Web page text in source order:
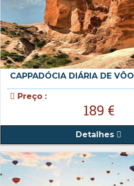
CAPPADÓCIA DIÁRIA DE VÔO
Preço :
189 €
Detalhes